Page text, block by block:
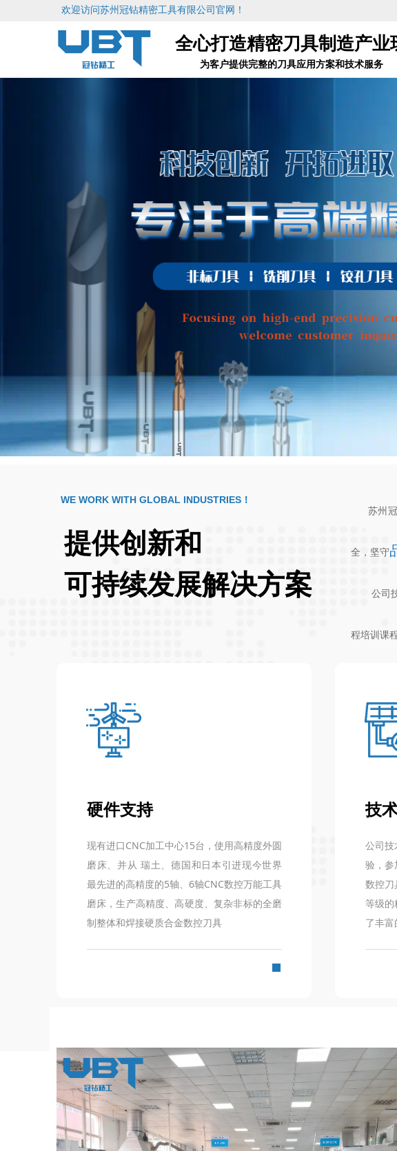
欢迎访问苏州冠钻精密工具有限公司官网！
全心打造精密刀具制造产业
为客户提供完整的刀具应用方案和技术服务
硬件支持
现有进口CNC加工中心15台，使用高精度外圆
磨床、并从 瑞土、德国和日本引进现今世界
最先进的高精度的5轴、6轴CNC数控万能工具
磨床，生产高精度、高硬度、复杂非标的全磨
制整体和焊接硬质合金数控刀具
技
公司
验，参
数控
等级
了丰
WE WORK WITH GLOBAL INDUSTRIES！
提供创新和
可持续发展解决方案
苏州冠
全，坚守
公司技
程培训课